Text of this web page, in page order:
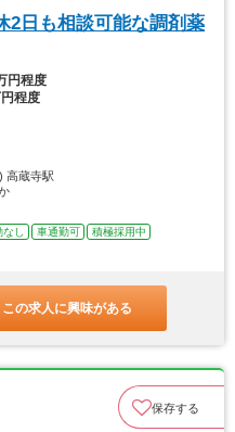
2日も相談可能な調剤薬
円程度
程度
高蔵寺駅
し 車通勤可
積極採用中
この求人に興味がある
保存する